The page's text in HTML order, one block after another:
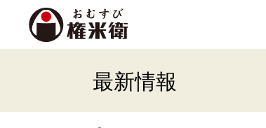
最新情報